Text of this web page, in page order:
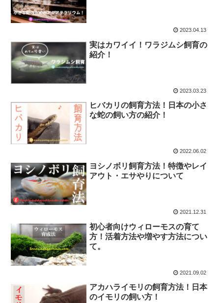
2023.04.13
実はカワイイ！ワラジムシ飼育の
紹介！
2023.03.23
ヒバカリの飼育方法！日本の小さ
な蛇の飼い方の紹介！
2022.06.02
ヨシノボリ飼育方法！特徴やレイ
アウト・エサやりについて
2021.12.31
初心者向けウィローモスの育て
方！活着方法や増やす方法につい
て。
2021.09.02
アカハライモリの飼育方法！日本
のイモリの飼い方！